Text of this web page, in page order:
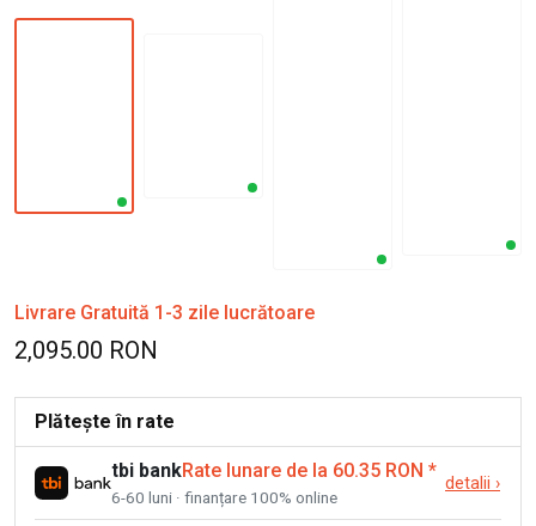
Livrare Gratuită 1-3 zile lucrătoare
2,095.00 RON
Plătește în rate
tbi bankRate lunare de la 60.35 RON *
6-60 luni · finanțare 100% online
detalii ›